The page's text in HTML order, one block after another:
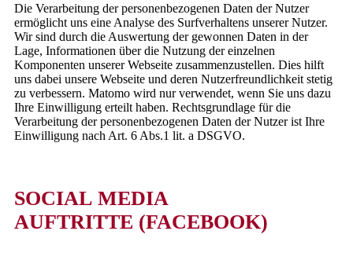
Die Verarbeitung der personenbezogenen Daten der Nutzer
ermöglicht uns eine Analyse des Surfverhaltens unserer Nutzer.
Wir sind durch die Auswertung der gewonnen Daten in der
Lage, Informationen über die Nutzung der einzelnen
Komponenten unserer Webseite zusammenzustellen. Dies hilft
uns dabei unsere Webseite und deren Nutzerfreundlichkeit stetig
zu verbessern. Matomo wird nur verwendet, wenn Sie uns dazu
Ihre Einwilligung erteilt haben. Rechtsgrundlage für die
Verarbeitung der personenbezogenen Daten der Nutzer ist Ihre
Einwilligung nach Art. 6 Abs.1 lit. a DSGVO.
SOCIAL MEDIA
AUFTRITTE (FACEBOOK)